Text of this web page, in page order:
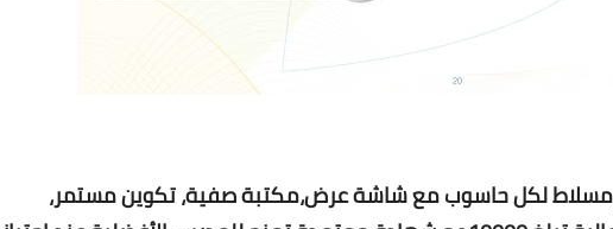
ومسلاط لكل حاسوب مع شاشة عرض،مكتبة صفية، تكوين مستمر،